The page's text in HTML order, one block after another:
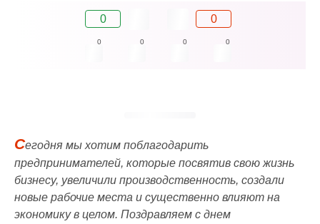
0 0
0 0 0 0
Сегодня мы хотим поблагодарить
предпринимателей, которые посвятив свою жизнь
бизнесу, увеличили производственность, создали
новые рабочие места и существенно влияют на
экономику в целом. Поздравляем с днем